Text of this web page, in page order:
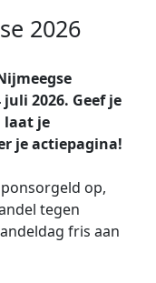
2026
2026. Geef je
laat je
je actiepagina!
op,
tegen
fris aan